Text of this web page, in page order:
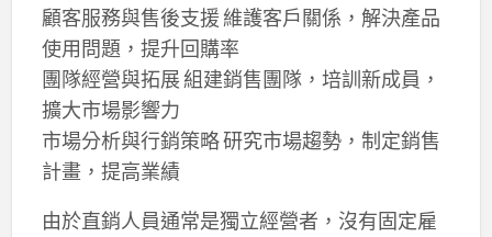
顧客服務與售後支援 維護客戶關係，解決產品
使用問題，提升回購率
團隊經營與拓展 組建銷售團隊，培訓新成員，
擴大市場影響力
市場分析與行銷策略 研究市場趨勢，制定銷售
計畫，提高業績
由於直銷人員通常是獨立經營者，沒有固定雇